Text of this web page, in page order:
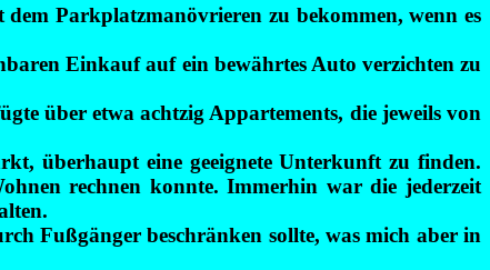
Parkplatzmanövrieren zu bekommen, wenn es
Einkauf auf ein bewährtes Auto verzichten zu
über etwa achtzig Appartements, die jeweils von
überhaupt eine geeignete Unterkunft zu finden.
rechnen konnte. Immerhin war die jederzeit
Fußgänger beschränken sollte, was mich aber in